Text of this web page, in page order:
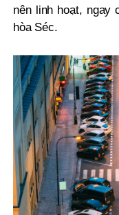
nên linh hoạt, ngay
hòa Séc.